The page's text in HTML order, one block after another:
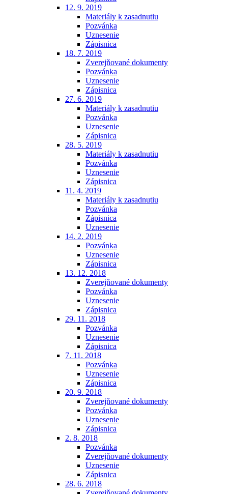
12. 9. 2019
Materiály k zasadnutiu
Pozvánka
Uznesenie
Zápisnica
18. 7. 2019
Zverejňované dokumenty
Pozvánka
Uznesenie
Zápisnica
27. 6. 2019
Materiály k zasadnutiu
Pozvánka
Uznesenie
Zápisnica
28. 5. 2019
Materiály k zasadnutiu
Pozvánka
Uznesenie
Zápisnica
11. 4. 2019
Materiály k zasadnutiu
Pozvánka
Zápisnica
Uznesenie
14. 2. 2019
Pozvánka
Uznesenie
Zápisnica
13. 12. 2018
Zverejňované dokumenty
Pozvánka
Uznesenie
Zápisnica
29. 11. 2018
Pozvánka
Uznesenie
Zápisnica
7. 11. 2018
Pozvánka
Uznesenie
Zápisnica
20. 9. 2018
Zverejňované dokumenty
Pozvánka
Uznesenie
Zápisnica
2. 8. 2018
Pozvánka
Zverejňované dokumenty
Uznesenie
Zápisnica
28. 6. 2018